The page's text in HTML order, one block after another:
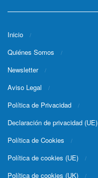
Inicio
Quiénes Somos
Newsletter
Aviso Legal
Política de Privacidad
Declaración de privacidad (UE)
Política de Cookies
Política de cookies (UE)
Política de cookies (UK)